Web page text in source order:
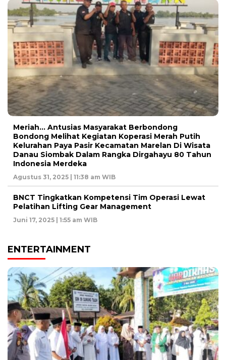
Meriah… Antusias Masyarakat Berbondong
Bondong Melihat Kegiatan Koperasi Merah Putih
Kelurahan Paya Pasir Kecamatan Marelan Di Wisata
Danau Siombak Dalam Rangka Dirgahayu 80 Tahun
Indonesia Merdeka
Agustus 31, 2025 | 11:38 am WIB
BNCT Tingkatkan Kompetensi Tim Operasi Lewat
Pelatihan Lifting Gear Management
Juni 17, 2025 | 1:55 am WIB
ENTERTAINMENT